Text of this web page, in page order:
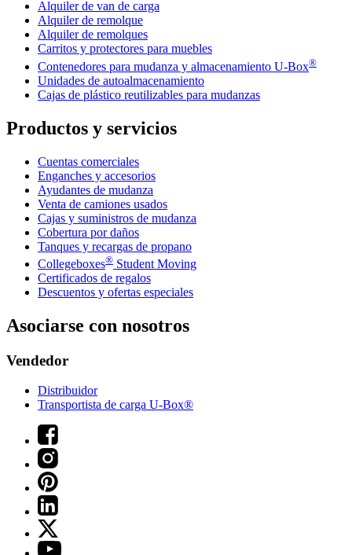
Alquiler de van de carga
Alquiler de remolque
Alquiler de remolques
Carritos y protectores para muebles
Contenedores para mudanza y almacenamiento U-Box®
Unidades de autoalmacenamiento
Cajas de plástico reutilizables para mudanzas
Productos y servicios
Cuentas comerciales
Enganches y accesorios
Ayudantes de mudanza
Venta de camiones usados
Cajas y suministros de mudanza
Cobertura por daños
Tanques y recargas de propano
Collegeboxes® Student Moving
Certificados de regalos
Descuentos y ofertas especiales
Asociarse con nosotros
Vendedor
Distribuidor
Transportista de carga U-Box®